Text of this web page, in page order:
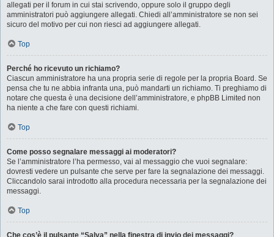
allegati per il forum in cui stai scrivendo, oppure solo il gruppo degli
amministratori può aggiungere allegati. Chiedi all’amministratore se non sei
sicuro del motivo per cui non riesci ad aggiungere allegati.
Top
Perché ho ricevuto un richiamo?
Ciascun amministratore ha una propria serie di regole per la propria Board. Se
pensa che tu ne abbia infranta una, può mandarti un richiamo. Ti preghiamo di
notare che questa è una decisione dell’amministratore, e phpBB Limited non
ha niente a che fare con questi richiami.
Top
Come posso segnalare messaggi ai moderatori?
Se l’amministratore l’ha permesso, vai al messaggio che vuoi segnalare:
dovresti vedere un pulsante che serve per fare la segnalazione dei messaggi.
Cliccandolo sarai introdotto alla procedura necessaria per la segnalazione dei
messaggi.
Top
Che cos’è il pulsante “Salva” nella finestra di invio dei messaggi?